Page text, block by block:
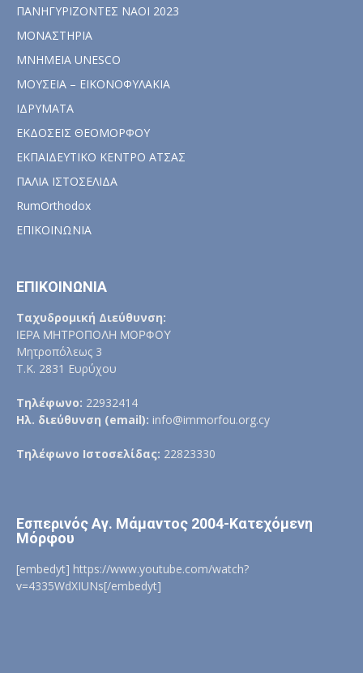
ΠΑΝΗΓΥΡΙΖΟΝΤΕΣ ΝΑΟΙ 2023
ΜΟΝΑΣΤΗΡΙΑ
ΜΝΗΜΕΙΑ UNESCO
ΜΟΥΣΕΙΑ – ΕΙΚΟΝΟΦΥΛΑΚΙΑ
ΙΔΡΥΜΑΤΑ
ΕΚΔΟΣΕΙΣ ΘΕΟΜΟΡΦΟΥ
ΕΚΠΑΙΔΕΥΤΙΚΟ ΚΕΝΤΡΟ ΑΤΣΑΣ
ΠΑΛΙΑ ΙΣΤΟΣΕΛΙΔΑ
RumOrthodox
ΕΠΙΚΟΙΝΩΝΙΑ
ΕΠΙΚΟΙΝΩΝΙΑ
Ταχυδρομική Διεύθυνση:
ΙΕΡΑ ΜΗΤΡΟΠΟΛΗ ΜΟΡΦΟΥ
Μητροπόλεως 3
Τ.Κ. 2831 Ευρύχου
Τηλέφωνο: 22932414
Ηλ. διεύθυνση (email): info@immorfou.org.cy
Τηλέφωνο Ιστοσελίδας: 22823330
Εσπερινός Αγ. Μάμαντος 2004-Κατεχόμενη
Μόρφου
[embedyt] https://www.youtube.com/watch?
v=4335WdXIUNs[/embedyt]